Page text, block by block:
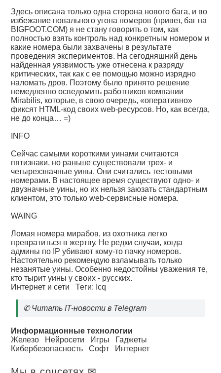
Здесь описана только одна сторона нового бага, и во
избежание повального угона номеров (привет, баг на
BIGFOOT.COM) я не стану говорить о том, как
полностью взять контроль над конкретным номером и
какие номера были захвачены в результате
проведения экспериментов. На сегодняшний день
найденная уязвимость уже отнесена к разряду
критических, так как с ее помощью можно изрядно
наломать дров. Поэтому было принято решение
немедленно осведомить работников компании
Mirabilis, которые, в свою очередь, «оперативно»
фиксят HTML-код своих web-ресурсов. Но, как всегда,
не до конца… =)
INFO
Сейчас самыми короткими уинами считаются
пятизнаки, но раньше существовали трех- и
четырехзначные уины. Они считались тестовыми
номерами. В настоящее время существуют одно- и
двузначные уины, но их нельзя заюзать стандартным
клиентом, это только web-сервисные номера.
WAING
Ломая номера мирабов, из охотника легко
превратиться в жертву. Не редки случаи, когда
админы по IP убивают кому-то пачку номеров.
Настоятельно рекомендую взламывать только
незанятые уины. Особенно недостойны уважения те,
кто тырит уины у своих - русских.
Интернет и сети Теги: Icq
✆Читать IT-новости в Telegram
Информационные технологии
Железо
Нейросети Игры
Гаджеты
Кибербезопасность
Софт Интернет